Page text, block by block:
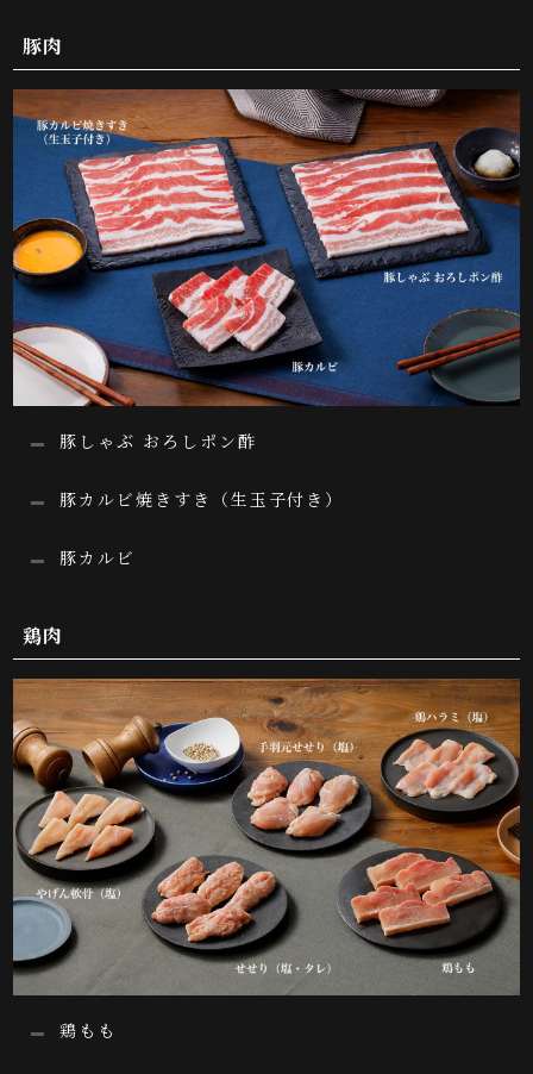
豚肉
豚しゃぶ おろしポン酢
豚カルビ焼きすき（生玉子付き）
豚カルビ
鶏肉
鶏もも